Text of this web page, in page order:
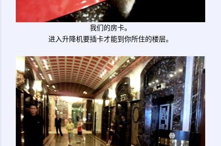
我们的房卡。
进入升降机要插卡才能到你所住的楼层。